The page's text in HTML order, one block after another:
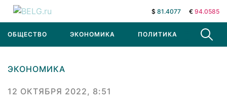
$ 81.4077 € 94.0585
ОБЩЕСТВО ЭКОНОМИКА ПОЛИТИКА В МИРЕ
ЭКОНОМИКА
12 ОКТЯБРЯ 2022, 8:51